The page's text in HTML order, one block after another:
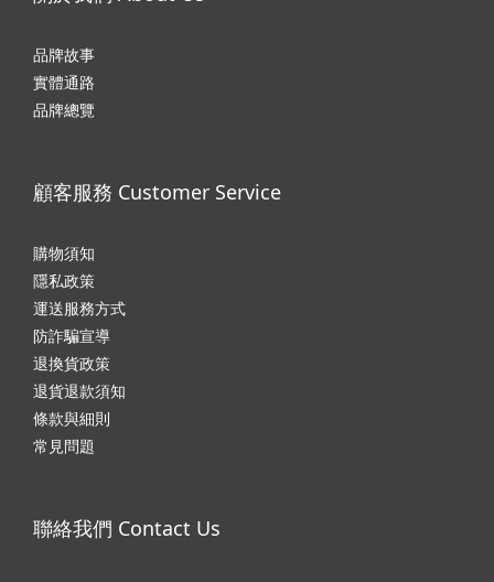
品牌故事
實體通路
品牌總覽
顧客服務 Customer Service
購物須知
隱私政策
運送服務方式
防詐騙宣導
退換貨政策
退貨退款須知
條款與細則
常見問題
聯絡我們 Contact Us